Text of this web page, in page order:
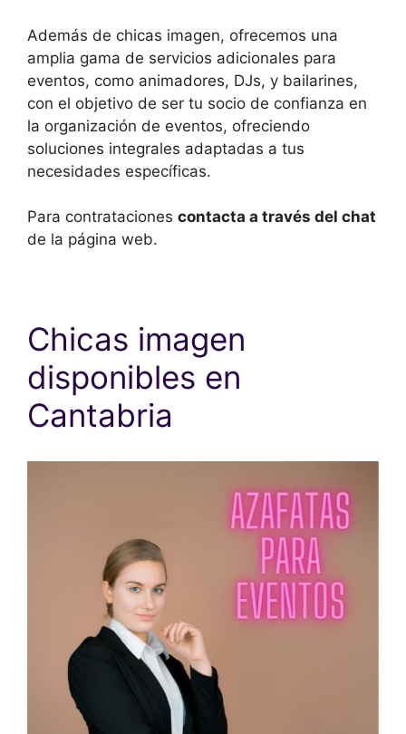
Además de chicas imagen, ofrecemos una
amplia gama de servicios adicionales para
eventos, como animadores, DJs, y bailarines,
con el objetivo de ser tu socio de confianza en
la organización de eventos, ofreciendo
soluciones integrales adaptadas a tus
necesidades específicas.
Para contrataciones contacta a través del chat
de la página web.
Chicas imagen
disponibles en
Cantabria